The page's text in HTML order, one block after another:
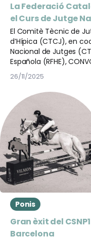
La Federació
el Curs de Jutge
Clàssica N1
El Comitè Tècnic de
d’Hípica (CTCJ), en
Nacional de Jutges
Española (RFHE),
Doma Clàssica N1.
26/11/2025
Ponis
Gran èxit del
Barcelona